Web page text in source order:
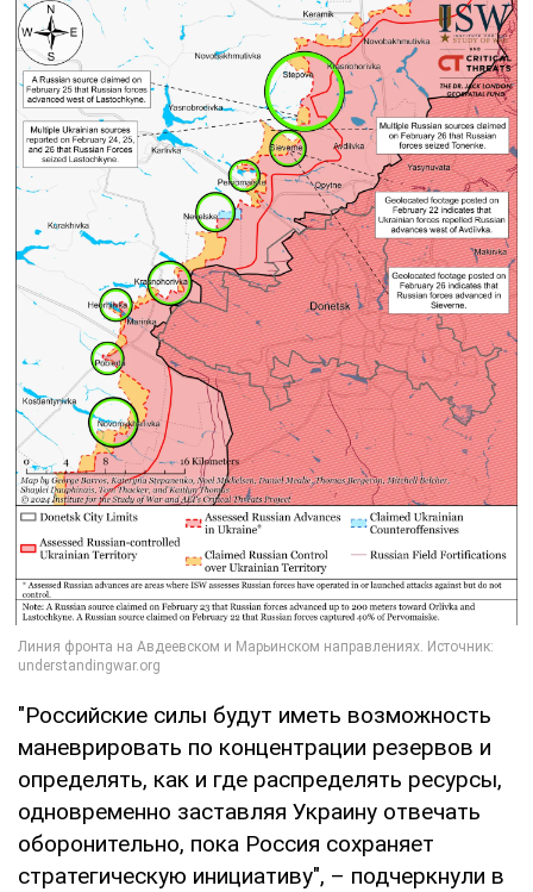
"Российские силы будут иметь возможность
маневрировать по концентрации резервов и
определять, как и где распределять ресурсы,
одновременно заставляя Украину отвечать
оборонительно, пока Россия сохраняет
стратегическую инициативу", – подчеркнули в